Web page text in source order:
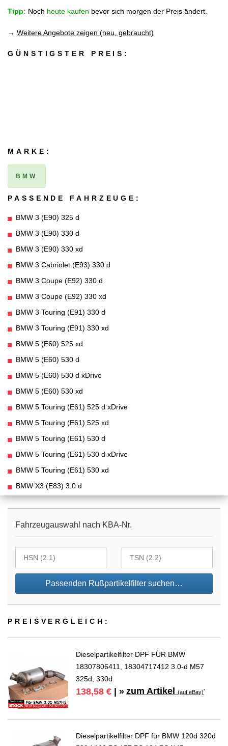
Tipp: Noch heute kaufen bevor sich morgen der Preis ändert.
→ Weitere Angebote zeigen (neu, gebraucht)
GÜNSTIGSTER PREIS:
MARKE:
BMW
PASSENDE FAHRZEUGE:
BMW 3 (E90) 325 d
BMW 3 (E90) 330 d
BMW 3 (E90) 330 xd
BMW 3 Cabriolet (E93) 330 d
BMW 3 Coupe (E92) 330 d
BMW 3 Coupe (E92) 330 xd
BMW 3 Touring (E91) 330 d
BMW 3 Touring (E91) 330 xd
BMW 5 (E60) 525 xd
BMW 5 (E60) 530 d
BMW 5 (E60) 530 d xDrive
BMW 5 (E60) 530 xd
BMW 5 Touring (E61) 525 d xDrive
BMW 5 Touring (E61) 525 xd
BMW 5 Touring (E61) 530 d
BMW 5 Touring (E61) 530 d xDrive
BMW 5 Touring (E61) 530 xd
BMW X3 (E83) 3.0 d
Fahrzeugauswahl nach KBA-Nr.
Passenden Rußpartikelfilter suchen…
PREIS­VER­GLEICH:
Dieselpartikelfilter DPF FÜR BMW
18307806411, 18304717412 3.0-d M57
325d, 330d
138,58 € | » zum Artikel(auf eBay)*
Dieselpartikelfilter DPF für BMW 120d 320d